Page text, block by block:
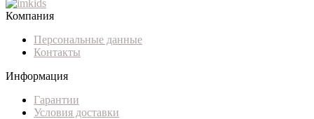
Компания
Персональные данные
Контакты
Информация
Гарантии
Условия доставки